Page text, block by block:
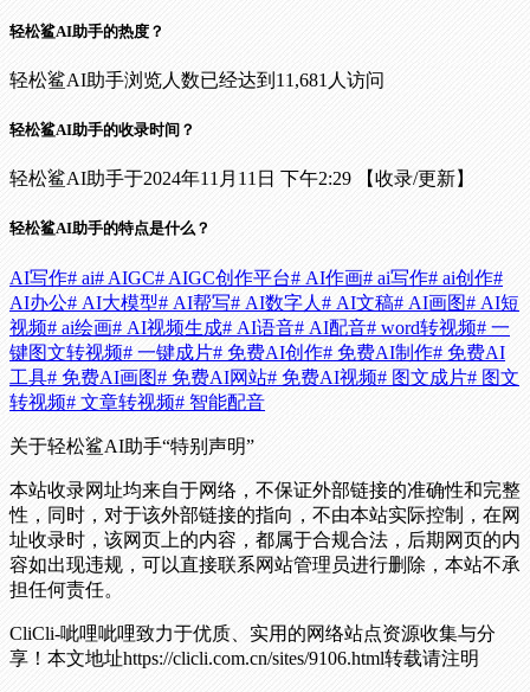
轻松鲨AI助手的热度？
轻松鲨AI助手浏览人数已经达到11,681人访问
轻松鲨AI助手的收录时间？
轻松鲨AI助手于2024年11月11日 下午2:29 【收录/更新】
轻松鲨AI助手的特点是什么？
AI写作# ai# AIGC# AIGC创作平台# AI作画# ai写作# ai创作#
AI办公# AI大模型# AI帮写# AI数字人 # AI文稿# AI画图# AI短
视频# ai绘画# AI视频生成# AI语音# AI配音# word转视频# 一
键图文转视频# 一键成片# 免费AI创作# 免费AI制作# 免费AI
工具# 免费AI画图# 免费AI网站# 免费AI视频# 图文成片# 图文
转视频# 文章转视频# 智能配音
关于轻松鲨AI助手“特别声明”
本站收录网址均来自于网络，不保证外部链接的准确性和完整
性，同时，对于该外部链接的指向，不由本站实际控制，在网
址收录时，该网页上的内容，都属于合规合法，后期网页的内
容如出现违规，可以直接联系网站管理员进行删除，本站不承
担任何责任。
CliCli-呲哩呲哩致力于优质、实用的网络站点资源收集与分
享！ 本文地址https://clicli.com.cn/sites/9106.html转载请注明